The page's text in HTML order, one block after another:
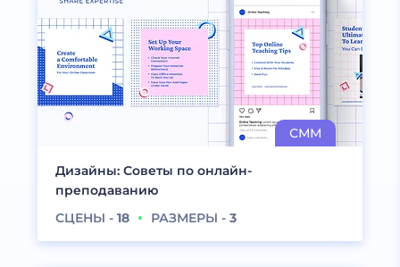
Дизайны: Советы по онлайн-
преподаванию
СЦЕНЫ - 18 РАЗМЕРЫ - 3